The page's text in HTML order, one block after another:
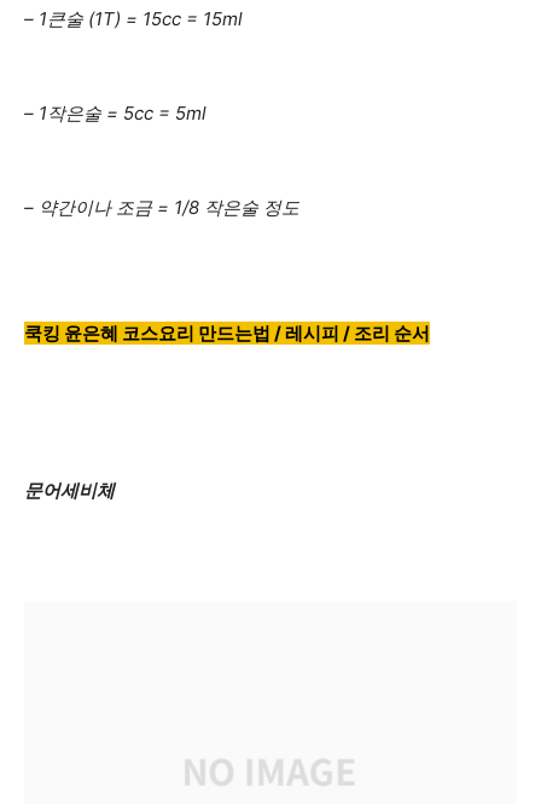
– 1큰술 (1T) = 15cc = 15ml
– 1작은술 = 5cc = 5ml
– 약간이나 조금 = 1/8 작은술 정도
쿡킹 윤은혜 코스요리 만드는법 / 레시피 / 조리 순서
문어세비체